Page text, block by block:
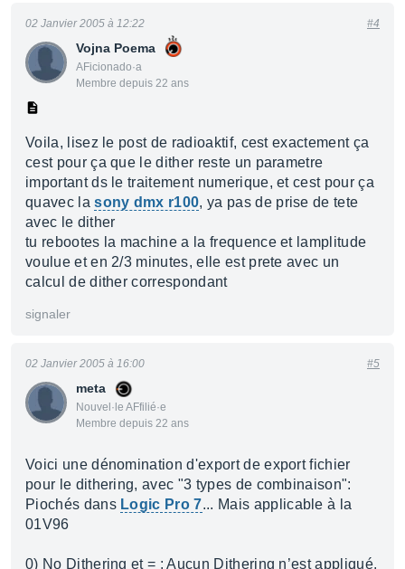
Vojna Poema
AFicionado·a
Membre depuis 22 ans
02 Janvier 2005 à 12:22 #4
Voila, lisez le post de radioaktif, cest exactement ça
cest pour ça que le dither reste un parametre
important ds le traitement numerique, et cest pour ça
quavec lasony dmx r100, ya pas de prise de tete
avec le dither
tu rebootes la machine a la frequence et lamplitude
voulue et en 2/3 minutes, elle est prete avec un
calcul de dither correspondant
signaler
meta
Nouvel·le AFfilié·e
Membre depuis 22 ans
02 Janvier 2005 à 16:00 #5
Voici une dénomination d'export de export fichier
pour le dithering, avec "3 types de combinaison":
Piochés dans Logic Pro 7... Mais applicable à la
01V96
0) No Dithering et = : Aucun Dithering n’est appliqué.